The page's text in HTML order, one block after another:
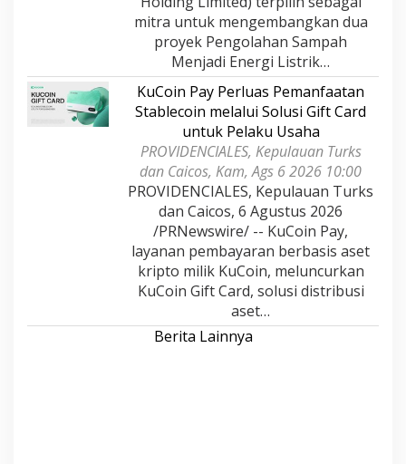
mitra untuk mengembangkan dua
proyek Pengolahan Sampah
Menjadi Energi Listrik…
KuCoin Pay Perluas Pemanfaatan
Stablecoin melalui Solusi Gift Card
untuk Pelaku Usaha
PROVIDENCIALES, Kepulauan Turks
dan Caicos, Kam, Ags 6 2026 10:00
PROVIDENCIALES, Kepulauan Turks
dan Caicos, 6 Agustus 2026
/PRNewswire/ -- KuCoin Pay,
layanan pembayaran berbasis aset
kripto milik KuCoin, meluncurkan
KuCoin Gift Card, solusi distribusi
aset…
Berita Lainnya